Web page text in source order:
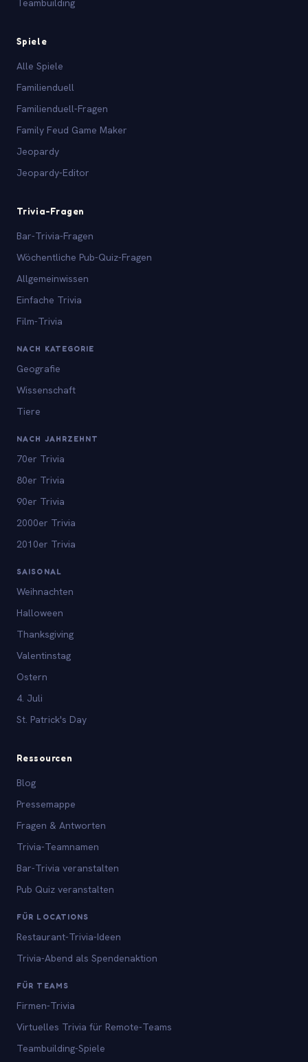
Teambuilding
Spiele
Alle Spiele
Familienduell
Familienduell-Fragen
Family Feud Game Maker
Jeopardy
Jeopardy-Editor
Trivia-Fragen
Bar-Trivia-Fragen
Wöchentliche Pub-Quiz-Fragen
Allgemeinwissen
Einfache Trivia
Film-Trivia
NACH KATEGORIE
Geografie
Wissenschaft
Tiere
NACH JAHRZEHNT
70er Trivia
80er Trivia
90er Trivia
2000er Trivia
2010er Trivia
SAISONAL
Weihnachten
Halloween
Thanksgiving
Valentinstag
Ostern
4. Juli
St. Patrick's Day
Ressourcen
Blog
Pressemappe
Fragen & Antworten
Trivia-Teamnamen
Bar-Trivia veranstalten
Pub Quiz veranstalten
FÜR LOCATIONS
Restaurant-Trivia-Ideen
Trivia-Abend als Spendenaktion
FÜR TEAMS
Firmen-Trivia
Virtuelles Trivia für Remote-Teams
Teambuilding-Spiele